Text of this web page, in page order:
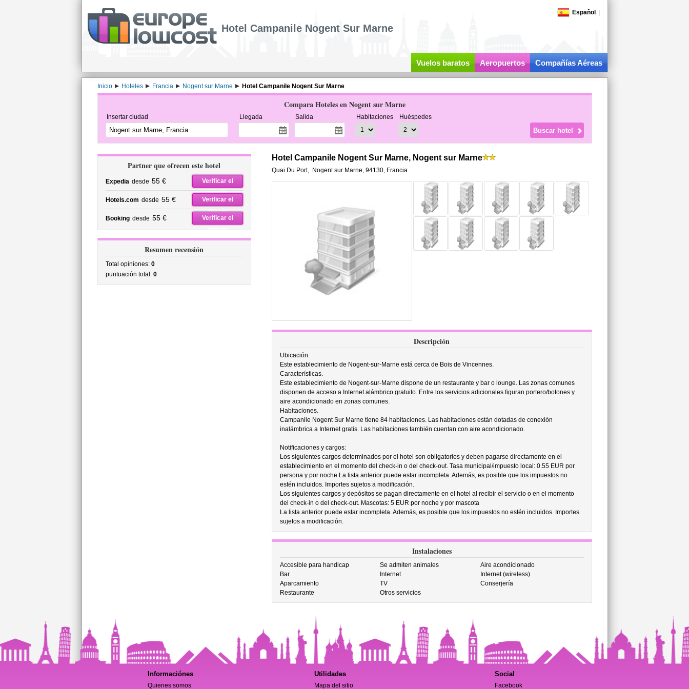
Español
Hotel Campanile Nogent Sur Marne
Vuelos baratos Aeropuertos Compañías Aéreas
Inicio Hoteles Francia Nogent sur Marne Hotel Campanile Nogent Sur Marne
Compara Hoteles en Nogent sur Marne
Insertar ciudad Llegada Salida Habitaciones Huéspedes
Partner que ofrecen este hotel
Expedia desde 55 €
Verificar el
precio
Hotels.com desde 55 €
Verificar el
precio
Booking desde 55 €
Verificar el
precio
Resumen recensión
Total opiniones: 0
puntuación total: 0
Hotel Campanile Nogent Sur Marne, Nogent sur Marne
Quai Du Port, Nogent sur Marne, 94130, Francia
Descripción
Ubicación.
Este establecimiento de Nogent-sur-Marne está cerca de Bois de Vincennes.
Características.
Este establecimiento de Nogent-sur-Marne dispone de un restaurante y bar o lounge. Las zonas comunes
disponen de acceso a Internet alámbrico gratuito. Entre los servicios adicionales figuran portero/botones y
aire acondicionado en zonas comunes.
Habitaciones.
Campanile Nogent Sur Marne tiene 84 habitaciones. Las habitaciones están dotadas de conexión
inalámbrica a Internet gratis. Las habitaciones también cuentan con aire acondicionado.
Notificaciones y cargos:
Los siguientes cargos determinados por el hotel son obligatorios y deben pagarse directamente en el
establecimiento en el momento del check-in o del check-out. Tasa municipal/impuesto local: 0.55 EUR por
persona y por noche La lista anterior puede estar incompleta. Además, es posible que los impuestos no
estén incluidos. Importes sujetos a modificación.
Los siguientes cargos y depósitos se pagan directamente en el hotel al recibir el servicio o en el momento
del check-in o del check-out. Mascotas: 5 EUR por noche y por mascota
La lista anterior puede estar incompleta. Además, es posible que los impuestos no estén incluidos. Importes
sujetos a modificación.
Instalaciones
Accesible para handicap Se admiten animales
Aire acondicionado
Bar
Internet
Internet (wireless)
Aparcamiento
TV
Conserjería
Restaurante
Otros servicios
Informaciónes
Quienes somos
Utilidades
Mapa del sitio
Social
Facebook